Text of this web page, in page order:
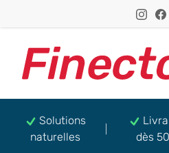
Solutions
naturelles
dès